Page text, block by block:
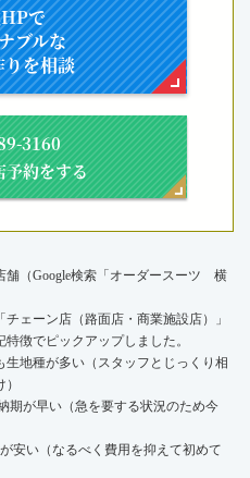
で
ブルな
りを相談
3160
予約をする
舗（Google検索「オーダースーツ 横
ェーン店（路面店・商業施設店）」
徴でピックアップしました。
生地種が多い（スタッフとじっくり相
期が早い（急を要する状況のため今
安い（なるべく費用を抑えて初めて